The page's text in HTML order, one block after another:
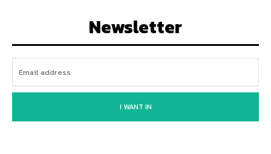
Newsletter
I WANT IN